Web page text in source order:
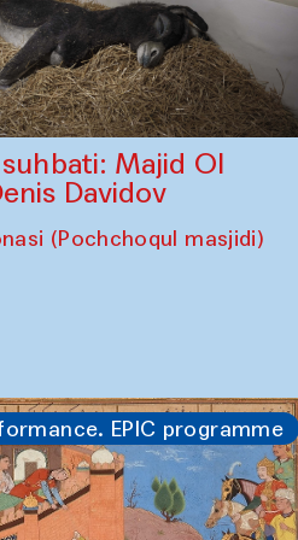
suhbati: Majid Ol
Davidov
(Pochchoqul masjidi)
EPIC programme